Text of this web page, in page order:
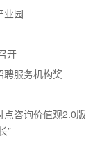
业园
开
聘服务机构奖
咨询价值观2.0版
”